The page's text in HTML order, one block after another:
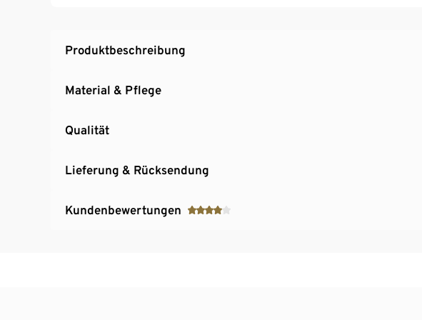
Produktbeschreibung
Material & Pflege
Qualität
Lieferung & Rücksendung
Kundenbewertungen